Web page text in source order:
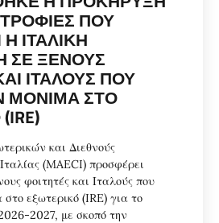
ΠΟΥ
ΙΤΑΛΙΚΉ
ΣΕ ΞΈΝΟΥΣ
ΙΤΑΛΟΎΣ ΠΟΥ
ΜΌΝΙΜΑ ΣΤΟ
και Διεθνούς
(MAECI) προσφέρει
φοιτητές και Ιταλούς που
εξωτερικό (IRE) για το
2027, με σκοπό την